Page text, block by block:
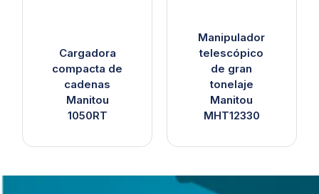
Cargadora
compacta de
cadenas
Manitou
1050RT
Manipulador
telescópico
de gran
tonelaje
Manitou
MHT12330